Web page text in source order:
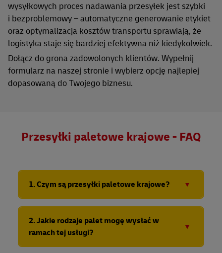
wysyłkowych proces nadawania przesyłek jest szybki
i bezproblemowy – automatyczne generowanie etykiet
oraz optymalizacja kosztów transportu sprawiają, że
logistyka staje się bardziej efektywna niż kiedykolwiek.
Dołącz do grona zadowolonych klientów. Wypełnij
formularz na naszej stronie i wybierz opcję najlepiej
dopasowaną do Twojego biznesu.
Przesyłki paletowe krajowe - FAQ
1. Czym są przesyłki paletowe krajowe?
towary umieszczone na paletach w obrębie Polski w
sposób szybki, bezpieczny i korzystny cenowo.
2. Jakie rodzaje palet mogę wysłać w
ramach tej usługi?